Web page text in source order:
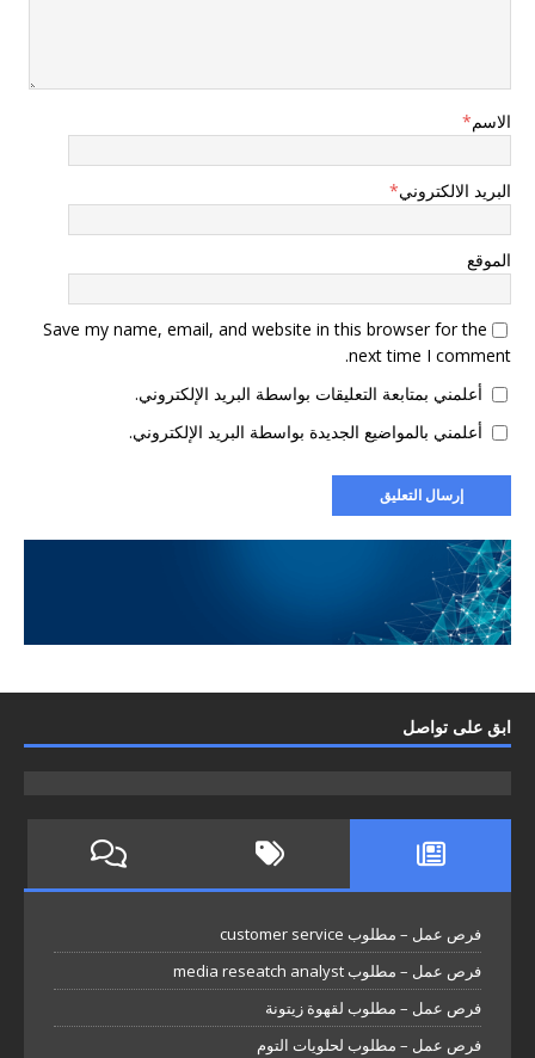
الاسم*
البريد الالكتروني*
الموقع
Save my name, email, and website in this browser for the
next time I comment.
أعلمني بمتابعة التعليقات بواسطة البريد الإلكتروني.
أعلمني بالمواضيع الجديدة بواسطة البريد الإلكتروني.
ابق على تواصل
فرص عمل – مطلوب customer service
فرص عمل – مطلوب media reseatch analyst
فرص عمل – مطلوب لقهوة زيتونة
فرص عمل – مطلوب لحلويات التوم